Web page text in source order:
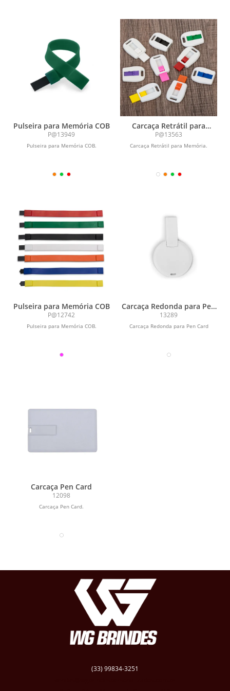
Pulseira para Memória COB
P@13949
Pulseira para Memória COB.
Carcaça Retrátil para
Memória
P@13563
Carcaça Retrátil para Memória.
Pulseira para Memória COB
P@12742
Pulseira para Memória COB.
Carcaça Redonda para Pen
Card
13289
Carcaça Redonda para Pen Card
Carcaça Pen Card
12098
Carcaça Pen Card.
(33) 99834-3251